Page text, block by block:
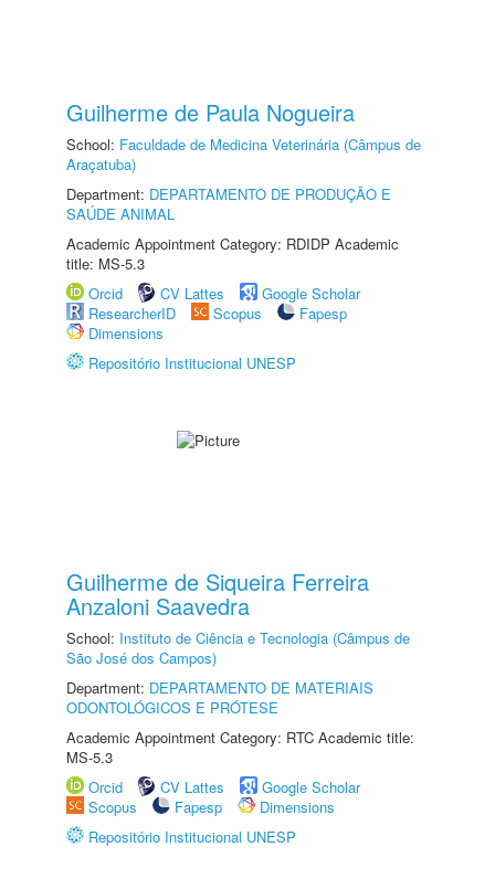
Guilherme de Paula Nogueira
School: Faculdade de Medicina Veterinária (Câmpus de
Araçatuba)
Department: DEPARTAMENTO DE PRODUÇÃO E
SAÚDE ANIMAL
Academic Appointment Category: RDIDP Academic
title: MS-5.3
Orcid
CV Lattes
Google Scholar
ResearcherID
Scopus
Fapesp
Dimensions
Repositório Institucional UNESP
Guilherme de Siqueira Ferreira
Anzaloni Saavedra
School: Instituto de Ciência e Tecnologia (Câmpus de
São José dos Campos)
Department: DEPARTAMENTO DE MATERIAIS
ODONTOLÓGICOS E PRÓTESE
Academic Appointment Category: RTC Academic title:
MS-5.3
Orcid
CV Lattes
Google Scholar
Scopus
Fapesp
Dimensions
Repositório Institucional UNESP